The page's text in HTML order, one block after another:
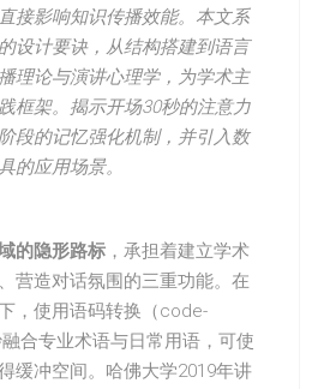
接影响知识传播效能。本文系
设计要诀，从结构搭建到语言
理论与演讲心理学，为学术主
框架。揭示开场30秒的注意力
段的记忆强化机制，并引入数
的应用场景。
的隐形路标 ，承担着建立学术
营造对话氛围的三重功能。在
，使用语码转换（code-
合专业术语与日常用语，可使
缓冲空间。哈佛大学2019年讲